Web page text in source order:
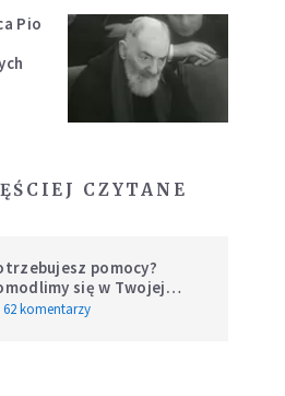
Pio
CZYTANE
pomocy?
się w Twojej
62 komentarzy